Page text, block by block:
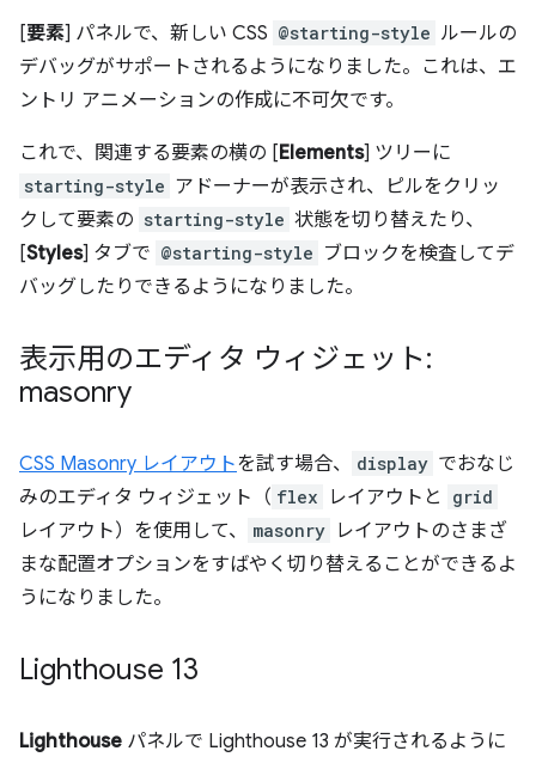
[要素] パネルで、新しい CSS @starting-style ルールの
デバッグがサポートされるようになりました。これは、エ
ントリ アニメーションの作成に不可欠です。
これで、関連する要素の横の [Elements] ツリーに
starting-style アドーナーが表示され、ピルをクリッ
クして要素の starting-style 状態を切り替えたり、
[Styles] タブで @starting-style ブロックを検査してデ
バッグしたりできるようになりました。
表示用のエディタ ウィジェット:
masonry
CSS Masonry レイアウトを試す場合、 display でおなじ
みのエディタ ウィジェット（ flex レイアウトと grid
レイアウト）を使用して、 masonry レイアウトのさまざ
まな配置オプションをすばやく切り替えることができるよ
うになりました。
Lighthouse 13
Lighthouse パネルで Lighthouse 13 が実行されるように